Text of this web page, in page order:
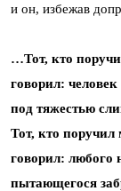
и он, избежав
…Тот, кто
говорил:
под тяжестью
Тот, кто поручил
говорил: любого
пытающегося